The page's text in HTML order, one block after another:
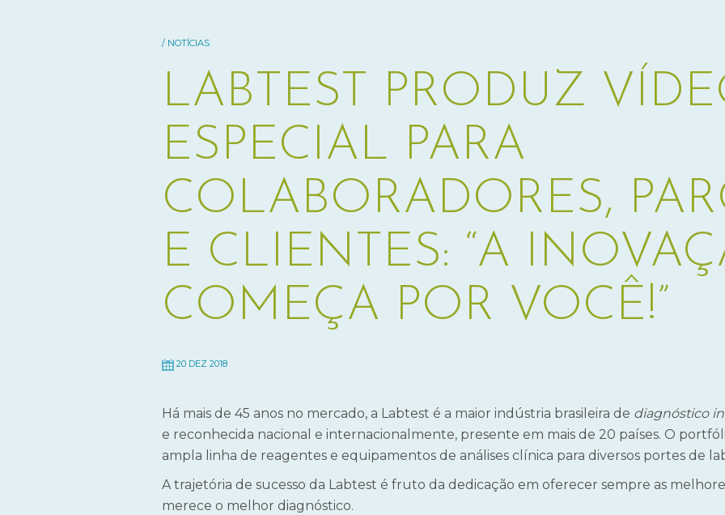
/ NOTÍCIAS
LABTEST PRODUZ
ESPECIAL PARA
COLABORADORES,
E CLIENTES: “A
COMEÇA POR VOCÊ!”
20 DEZ 2018
Há mais de 45 anos no mercado, a Labtest é a maior indústria brasileira de diagnóstico
e reconhecida nacional e internacionalmente, presente em mais de 20 países. O
ampla linha de reagentes e equipamentos de análises clínica para diversos portes de
A trajetória de sucesso da Labtest é fruto da dedicação em oferecer sempre as
merece o melhor diagnóstico.